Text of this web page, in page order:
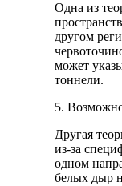
Одна из
другом
может
тоннели.
5.
Другая
из-за
одном
белых дыр